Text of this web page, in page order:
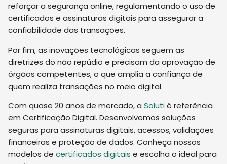
reforçar a segurança online, regulamentando o uso de
certificados e assinaturas digitais para assegurar a
confiabilidade das transações.
Por fim, as inovações tecnológicas seguem as
diretrizes do não repúdio e precisam da aprovação de
órgãos competentes, o que amplia a confiança de
quem realiza transações no meio digital.
Com quase 20 anos de mercado, a Solutié referência
em Certificação Digital. Desenvolvemos soluções
seguras para assinaturas digitais, acessos, validações
financeiras e proteção de dados. Conheça nossos
modelos de certificados digitais e escolha o ideal para